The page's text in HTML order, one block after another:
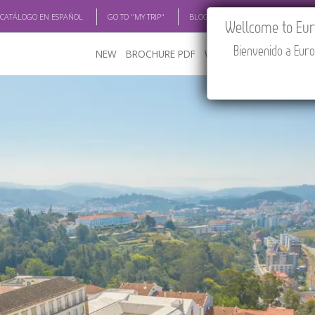
EN ESPAÑOL GO TO "MY TRIP" BLOG
NEW BROCHURE PDF WHERE TO BUY
Wellcome to
Bienvenido a